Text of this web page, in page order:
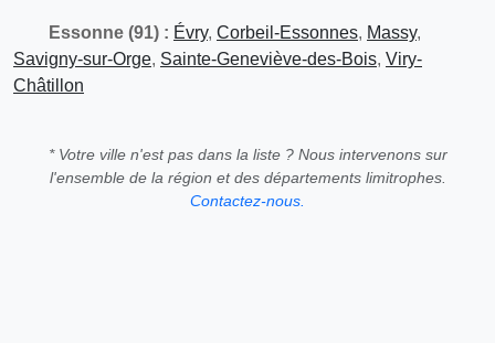
Essonne (91) : Évry, Corbeil-Essonnes, Massy,
Savigny-sur-Orge, Sainte-Geneviève-des-Bois, Viry-
Châtillon
* Votre ville n'est pas dans la liste ? Nous intervenons sur
l'ensemble de la région et des départements limitrophes.
Contactez-nous.